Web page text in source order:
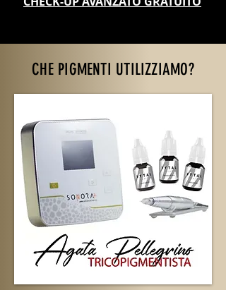
CHE PIGMENTI UTILIZZIAMO?